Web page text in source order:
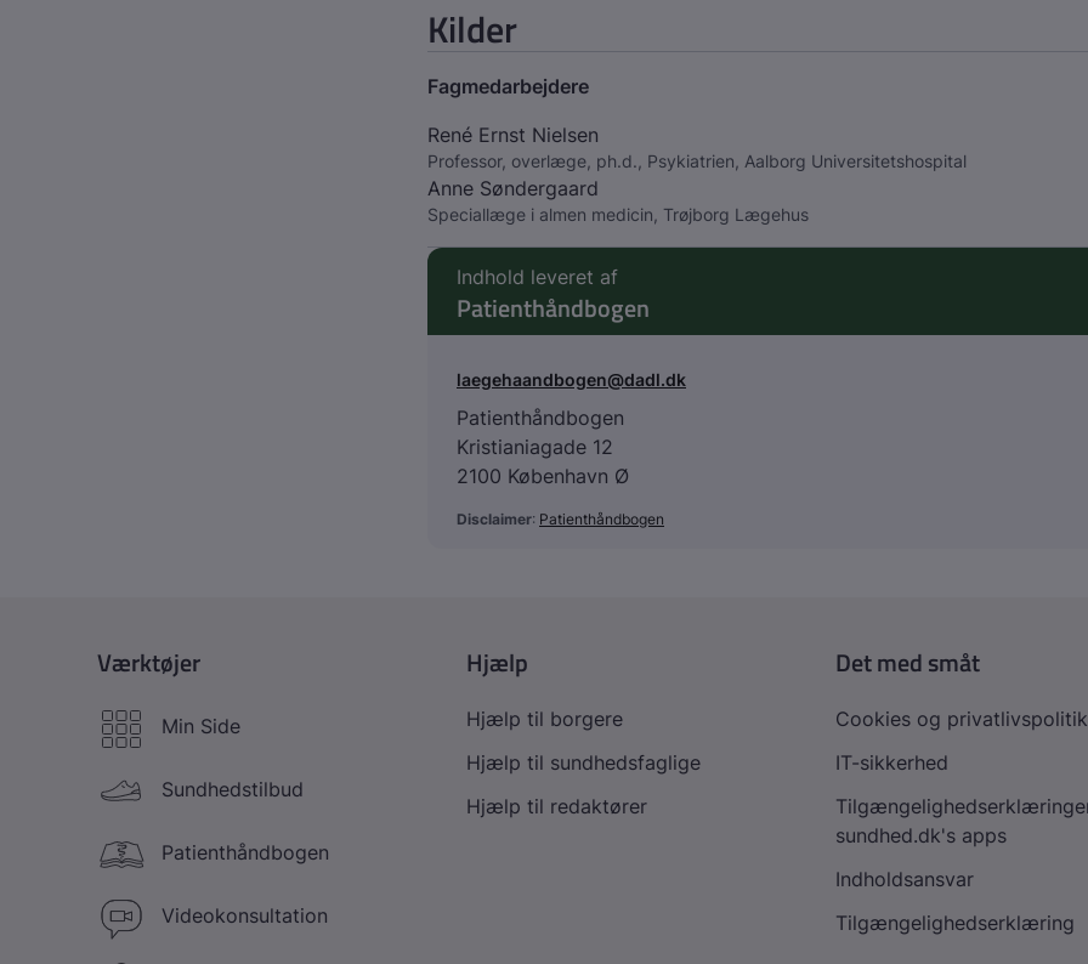
Kilder
Fagmedarbejdere
René Ernst Nielsen
Professor, overlæge, ph.d., Psykiatrien, Aalborg Universitetshospital
Anne Søndergaard
Speciallæge i almen medicin, Trøjborg Lægehus
Indhold leveret af
Patienthåndbogen
laegehaandbogen@dadl.dk
Patienthåndbogen
Kristianiagade 12
2100 København Ø
Disclaimer: Patienthåndbogen